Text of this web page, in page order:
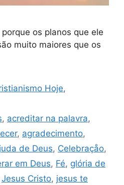
os planos que ele
muito maiores que os
Hoje,
, acreditar na palavra,
, agradecimento,
de Deus, Celebraçåo,
em Deus, Fé, glória de
Jesus Cristo, jesus te